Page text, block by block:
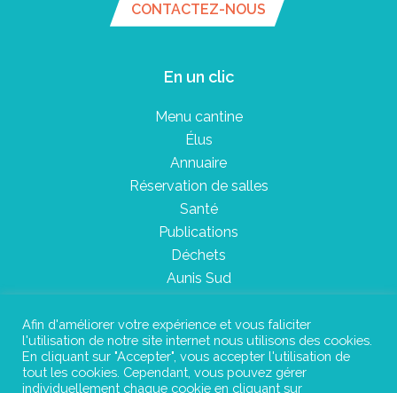
CONTACTEZ-NOUS
En un clic
Menu cantine
Élus
Annuaire
Réservation de salles
Santé
Publications
Déchets
Aunis Sud
Plan du site
Mentions légales
Afin d'améliorer votre expérience et vous faliciter
l'utilisation de notre site internet nous utilisons des cookies.
En cliquant sur "Accepter", vous accepter l'utilisation de
tout les cookies. Cependant, vous pouvez gérer
individuellement chaque cookie en cliquant sur